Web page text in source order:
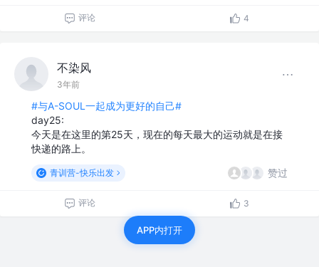
评论 4
不染风
3年前
#与A-SOUL一起成为更好的自己#
day25:
今天是在这里的第25天，现在的每天最大的运动就是在接
快递的路上。
青训营-快乐出发 赞过
评论 3
APP内打开